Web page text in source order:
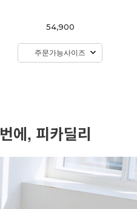
54,900
주문가능사이즈
에, 피카딜리